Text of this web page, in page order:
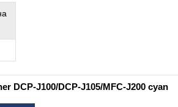
DCP-J100/DCP-J105/MFC-J200 cyan